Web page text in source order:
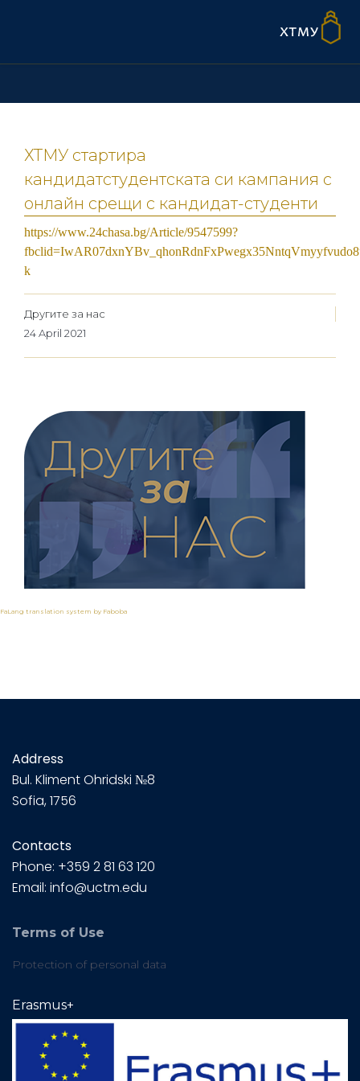
ХТМУ стартира
кандидатстудентската си кампания с
онлайн срещи с кандидат-студенти
https://www.24chasa.bg/Article/9547599?
k
Другите за нас
24 April 2021
FaLang translation system by Faboba
Address
Bul. Kliment Ohridski №8
Sofia, 1756
Contacts
Phone: +359 2 81 63 120
Email: info@uctm.edu
Terms of Use
Protection of personal data
Erasmus+